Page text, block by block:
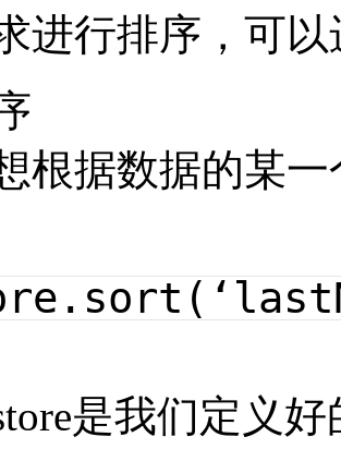
进行排序，可
根据数据的某
是我们定义